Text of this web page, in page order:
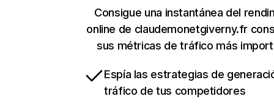
Consigue una instantánea del
online de claudemonetgiverny.fr
sus métricas de tráfico más
Espía las estrategias de
tráfico de tus competidores